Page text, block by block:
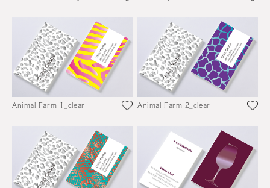
Animal Farm 1_clear Animal Farm 2_clear